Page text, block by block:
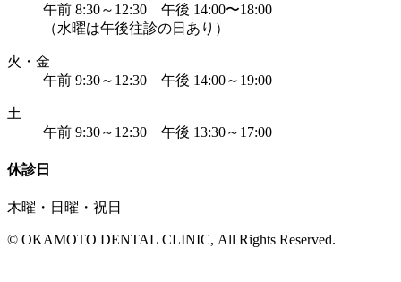
午前 8:30～12:30 午後 14:00〜18:00
（水曜は午後往診の日あり）
火・金
午前 9:30～12:30 午後 14:00～19:00
土
午前 9:30～12:30 午後 13:30～17:00
休診日
木曜・日曜・祝日
© OKAMOTO DENTAL CLINIC, All Rights Reserved.